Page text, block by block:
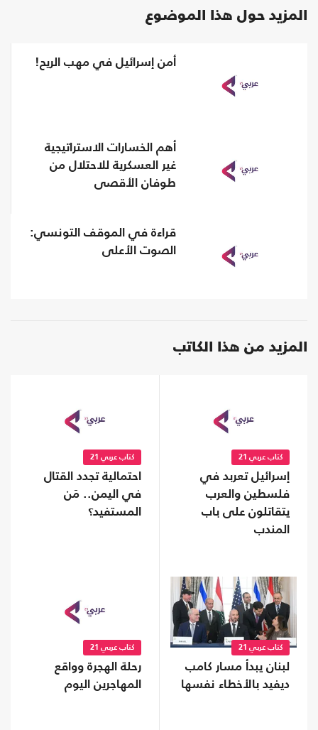
المزيد حول هذا الموضوع
أمن إسرائيل في مهب الريح!
أهم الخسارات الاستراتيجية
غير العسكرية للاحتلال من
طوفان الأقصى
قراءة في الموقف التونسي:
الصوت الأعلى
المزيد من هذا الكاتب
كتاب عربي 21
إسرائيل تعربد في
فلسطين والعرب
يتقاتلون على باب
المندب
كتاب عربي 21
احتمالية تجدد القتال
في اليمن.. مَن
المستفيد؟
كتاب عربي 21
لبنان يبدأ مسار كامب
ديفيد بالأخطاء نفسها
كتاب عربي 21
رحلة الهجرة وواقع
المهاجرين اليوم